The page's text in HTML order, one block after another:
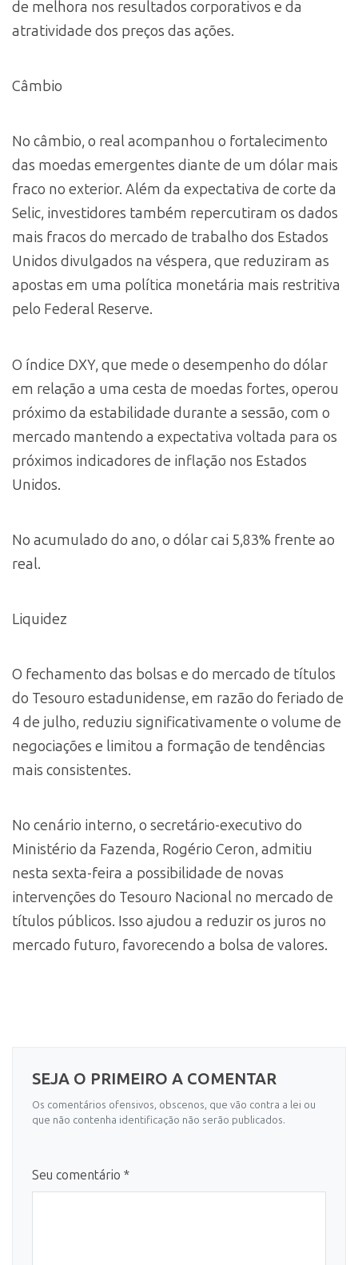
de melhora nos resultados corporativos e da
atratividade dos preços das ações.
Câmbio
No câmbio, o real acompanhou o fortalecimento
das moedas emergentes diante de um dólar mais
fraco no exterior. Além da expectativa de corte da
Selic, investidores também repercutiram os dados
mais fracos do mercado de trabalho dos Estados
Unidos divulgados na véspera, que reduziram as
apostas em uma política monetária mais restritiva
pelo Federal Reserve.
O índice DXY, que mede o desempenho do dólar
em relação a uma cesta de moedas fortes, operou
próximo da estabilidade durante a sessão, com o
mercado mantendo a expectativa voltada para os
próximos indicadores de inflação nos Estados
Unidos.
No acumulado do ano, o dólar cai 5,83% frente ao
real.
Liquidez
O fechamento das bolsas e do mercado de títulos
do Tesouro estadunidense, em razão do feriado de
4 de julho, reduziu significativamente o volume de
negociações e limitou a formação de tendências
mais consistentes.
No cenário interno, o secretário-executivo do
Ministério da Fazenda, Rogério Ceron, admitiu
nesta sexta-feira a possibilidade de novas
intervenções do Tesouro Nacional no mercado de
títulos públicos. Isso ajudou a reduzir os juros no
mercado futuro, favorecendo a bolsa de valores.
SEJA O PRIMEIRO A COMENTAR
Os comentários ofensivos, obscenos, que vão contra a lei ou
que não contenha identificação não serão publicados.
Seu comentário *